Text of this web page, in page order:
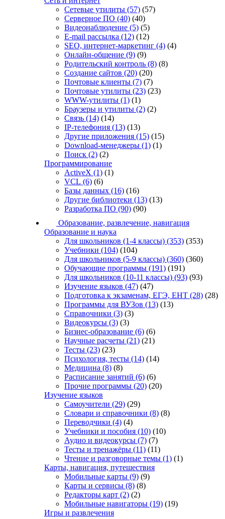
Сетевые утилиты (57) (57)
Серверное ПО (40) (40)
Видеонаблюдение (5) (5)
E-mail рассылка (12) (12)
SEO, интернет-маркетинг (4) (4)
Онлайн-общение (9) (9)
Родительский контроль (8) (8)
Создание сайтов (20) (20)
Почтовые клиенты (7) (7)
Почтовые утилиты (23) (23)
WWW-утилиты (1) (1)
Браузеры и утилиты (2) (2)
Связь (14) (14)
IP-телефония (13) (13)
Другие приложения (15) (15)
Download-менеджеры (1) (1)
Поиск (2) (2)
Программирование
ActiveX (1) (1)
VCL (6) (6)
Базы данных (16) (16)
Другие библиотеки (13) (13)
Разработка ПО (90) (90)
Образование, развлечение, навигация
Образование и наука
Для школьников (1-4 классы) (353) (353)
Учебники (104) (104)
Для школьников (5-9 классы) (360) (360)
Обучающие программы (191) (191)
Для школьников (10-11 классы) (93) (93)
Изучение языков (47) (47)
Подготовка к экзаменам, ЕГЭ, ЕНТ (28) (28)
Программы для ВУЗов (13) (13)
Справочники (3) (3)
Видеокурсы (3) (3)
Бизнес-образование (6) (6)
Научные расчеты (21) (21)
Тесты (23) (23)
Психология, тесты (14) (14)
Медицина (8) (8)
Расписание занятий (6) (6)
Прочие программы (20) (20)
Изучение языков
Самоучители (29) (29)
Словари и справочники (8) (8)
Переводчики (4) (4)
Учебники и пособия (10) (10)
Аудио и видеокурсы (7) (7)
Тесты и тренажёры (11) (11)
Чтение и разговорные темы (1) (1)
Карты, навигация, путешествия
Мобильные карты (9) (9)
Карты и сервисы (8) (8)
Редакторы карт (2) (2)
Мобильные навигаторы (19) (19)
Игры и развлечения